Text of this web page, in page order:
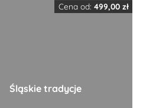
można
wybrać
Śląskie tradycje
Cena od: 499,00 zł